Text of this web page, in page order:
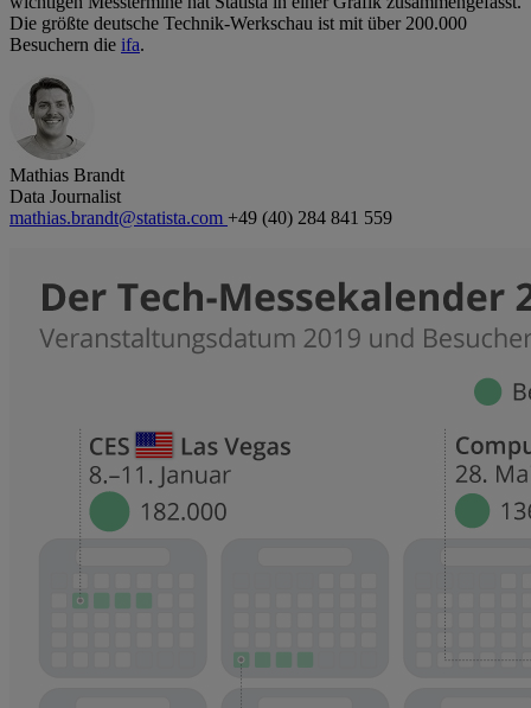
Die größte deutsche Technik-Werkschau ist mit über 200.000
Besuchern die ifa.
Mathias Brandt
Data Journalist
mathias.brandt@statista.com +49 (40) 284 841 559